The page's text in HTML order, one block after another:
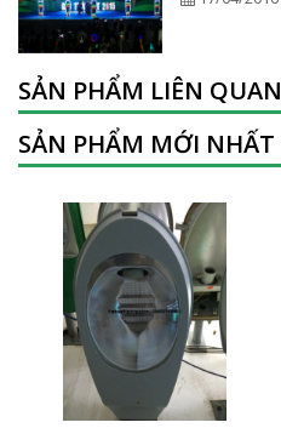
SẢN PHẨM LIÊN QUAN
SẢN PHẨM MỚI NHẤT